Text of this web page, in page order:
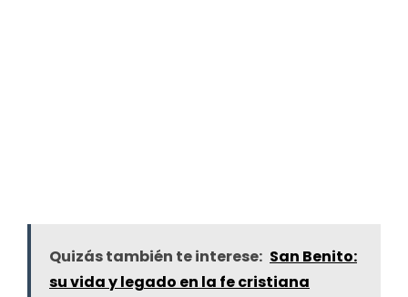
Quizás también te interese: San Benito:
su vida y legado en la fe cristiana